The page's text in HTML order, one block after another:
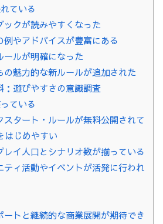
ている
ックが読みやすくなった
例やアドバイスが豊富にある
ールが明確になった
の魅力的な新ルールが追加された
：遊びやすさの意識調査
ている
スタート・ルールが無料公開されて
はじめやすい
レイ人口とシナリオ数が揃っている
ティ活動やイベントが活発に行われ
ートと継続的な商業展開が期待でき